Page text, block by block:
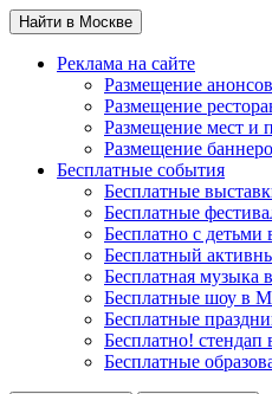
Найти в Москве
Реклама на сайте
Размещение
Размещение
Размещение мест и
Размещение
Бесплатные события
Бесплатные
Бесплатные
Бесплатно с детьми
Бесплатный
Бесплатная музыка
Бесплатные шоу в
Бесплатные
Бесплатно! стендап
Бесплатные